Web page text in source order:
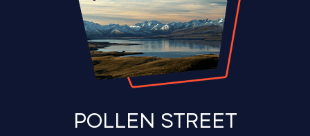
POLLEN STREET